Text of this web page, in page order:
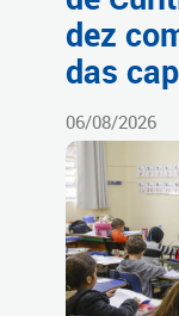
dez
das
06/08/2026